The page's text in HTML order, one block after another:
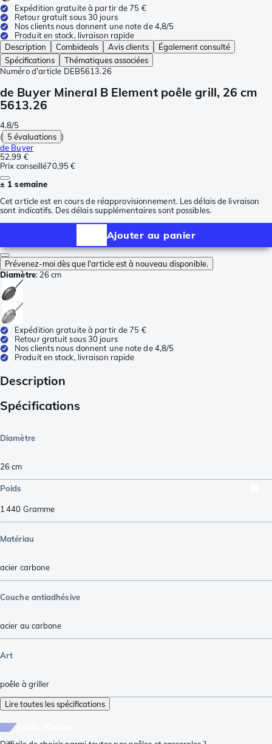
Expédition gratuite à partir de 75 €
Retour gratuit sous 30 jours
Nos clients nous donnent une note de 4,8/5
Produit en stock, livraison rapide
Description
Combideals Avis clients
Également consulté
Spécifications
Thématiques associées
Numéro d'article DEB5613.26
de Buyer Mineral B Element poêle grill, 26 cm
5613.26
4.8/5
( 5 évaluations )
de Buyer
52,99 €
Prix conseillé70,95 €
± 1 semaine
Cet article est en cours de réapprovisionnement. Les délais de livraison
sont indicatifs. Des délais supplémentaires sont possibles.
Ajouter au panier
Prévenez-moi dès que l'article est à nouveau disponible.
Diamètre: 26 cm
Expédition gratuite à partir de 75 €
Retour gratuit sous 30 jours
Nos clients nous donnent une note de 4,8/5
Produit en stock, livraison rapide
Description
Spécifications
Diamètre
26 cm
Poids
1 440 Gramme
Matériau
acier carbone
Couche antiadhésive
acier au carbone
Art
poêle à griller
Lire toutes les spécifications